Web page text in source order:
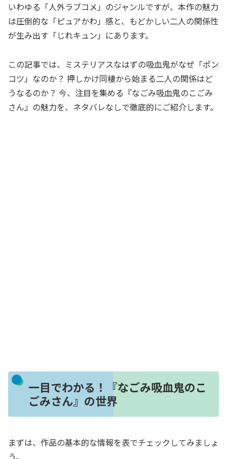
いわゆる「人外ラブコメ」のジャンルですが、本作の魅力
は圧倒的な「ピュアかわ」感と、もどかしい二人の関係性
が生み出す「じれキュン」にあります。
この記事では、ミステリアスなはずの吸血鬼がなぜ「ポン
コツ」なのか？ 押しかけ同棲から始まる二人の関係はど
うなるのか？ 今、注目を集める『なごみ吸血鬼のこごみ
さん』の魅力を、ネタバレなしで徹底的にご紹介します。
一目でわかる！『なごみ吸血鬼のこ
ごみさん』の世界
まずは、作品の基本的な情報を表でチェックしてみましょ
う。